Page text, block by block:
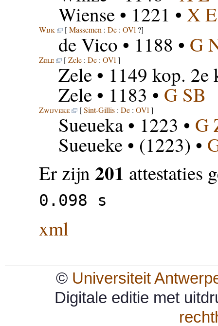
Wiense• 1221 • X E
Wijk [Massemen : De: OVl ?]
de Vico • 1188 • G
Zele [Zele: De: OVl ]
Zele• 1149 kop. 2e
Zele• 1183 • G SB
Zwijveke [Sint-Gillis: De: OVl ]
Sueueka• 1223 • G
Sueueke• (1223) •
Er zijn 201 attestaties
0.098 s
xml
© Universiteit
Digitale editie met